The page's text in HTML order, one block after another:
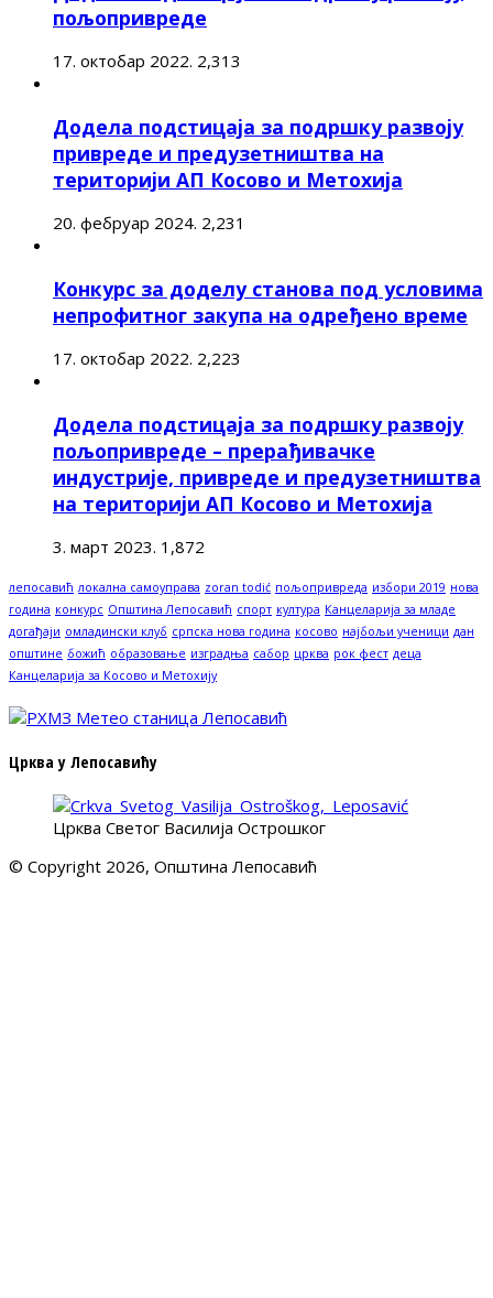
пољопривреде
17. октобар 2022. 2,313
Додела подстицаја за подршку развоју
привреде и предузетништва на
територији АП Косово и Метохија
20. фебруар 2024. 2,231
Конкурс за доделу станова под условима
непрофитног закупа на одређено време
17. октобар 2022. 2,223
Додела подстицаја за подршку развоју
пољопривреде – прерађивачке
индустрије, привреде и предузетништва
на територији АП Косово и Метохија
3. март 2023. 1,872
лепосавић локална самоуправа zoran todić пољопривреда избори 2019 нова
година конкурс Општина Лепосавић спорт култура Канцеларија за младе
догађаји омладински клуб српска нова година косово најбољи ученици дан
општине божић образовање изградња сабор црква рок фест деца
Канцеларија за Косово и Метохију
Црква у Лепосавићу
Црква Светог Василија Острошког
© Copyright 2026, Општина Лепосавић